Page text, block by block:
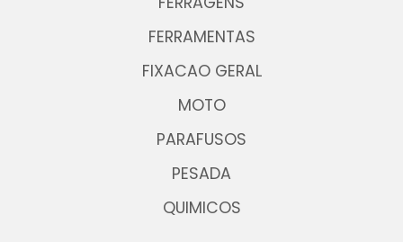
FERRAMENTAS
FIXACAO GERAL
MOTO
PARAFUSOS
PESADA
QUIMICOS